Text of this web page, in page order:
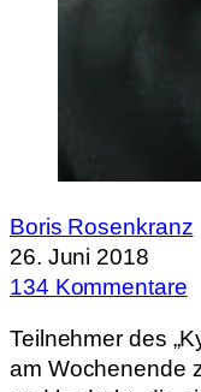
Boris Rosenkranz
26. Juni 2018
134 Kommentare
Teilnehmer des
am Wochenende